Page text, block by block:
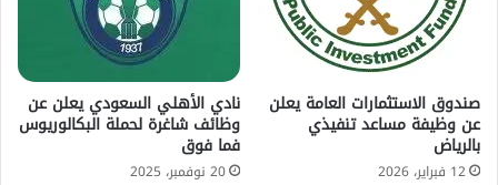
صندوق الاستثمارات العامة يعلن
عن وظيفة مساعد تنفيذي
بالرياض
12 فبراير، 2026
نادي الأهلي السعودي يعلن عن
وظائف شاغرة لحملة البكالوريوس
فما فوق
20 نوفمبر، 2025